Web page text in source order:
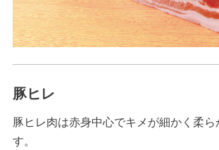
豚ヒレ
豚ヒレ肉は赤身中心でキメが細かく柔
す。